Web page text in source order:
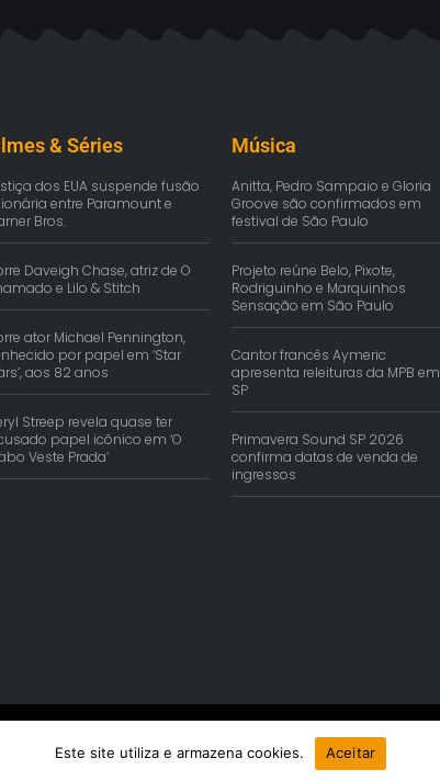
& Séries
dos EUA suspende fusão
entre Paramount e
Bros.
Daveigh Chase, atriz de O
e Lilo & Stitch
ator Michael Pennington,
por papel em ‘Star
aos 82 anos
Streep revela quase ter
papel icônico em ‘O
Veste Prada’
Música
Anitta, Pedro Sampaio e Gloria
Groove são confirmados em
festival de São Paulo
Projeto reúne Belo, Pixote,
Rodriguinho e Marquinhos
Sensação em São Paulo
Cantor francês Aymeric
apresenta releituras da MPB em
SP
Primavera Sound SP 2026
confirma datas de venda de
ingressos
© Copyright 2026 | Reis Comunica. Todos os Direitos Reservados.
Este site utiliza e armazena cookies.
Aceitar